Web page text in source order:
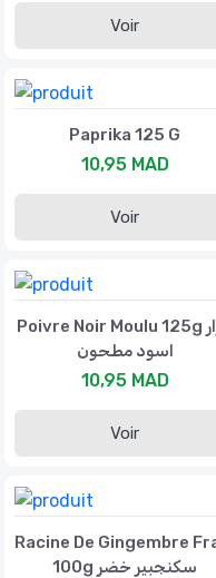
Voir
Paprika 125 G
10,95 MAD
Voir
Poivre Noir Moulu 125g ابزار
اسود مطحون
10,95 MAD
Voir
Racine De Gingembre
100g سكنجبير خضر